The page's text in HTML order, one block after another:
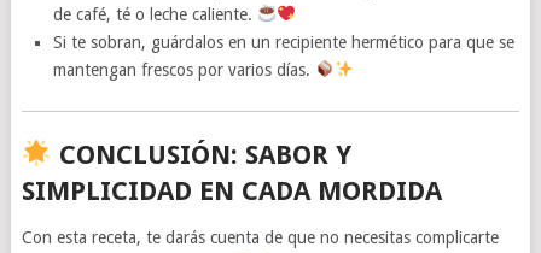
de café, té o leche caliente.
Si te sobran, guárdalos en un recipiente hermético para que se
mantengan frescos por varios días.
CONCLUSIÓN: SABOR Y
SIMPLICIDAD EN CADA MORDIDA
Con esta receta, te darás cuenta de que no necesitas complicarte